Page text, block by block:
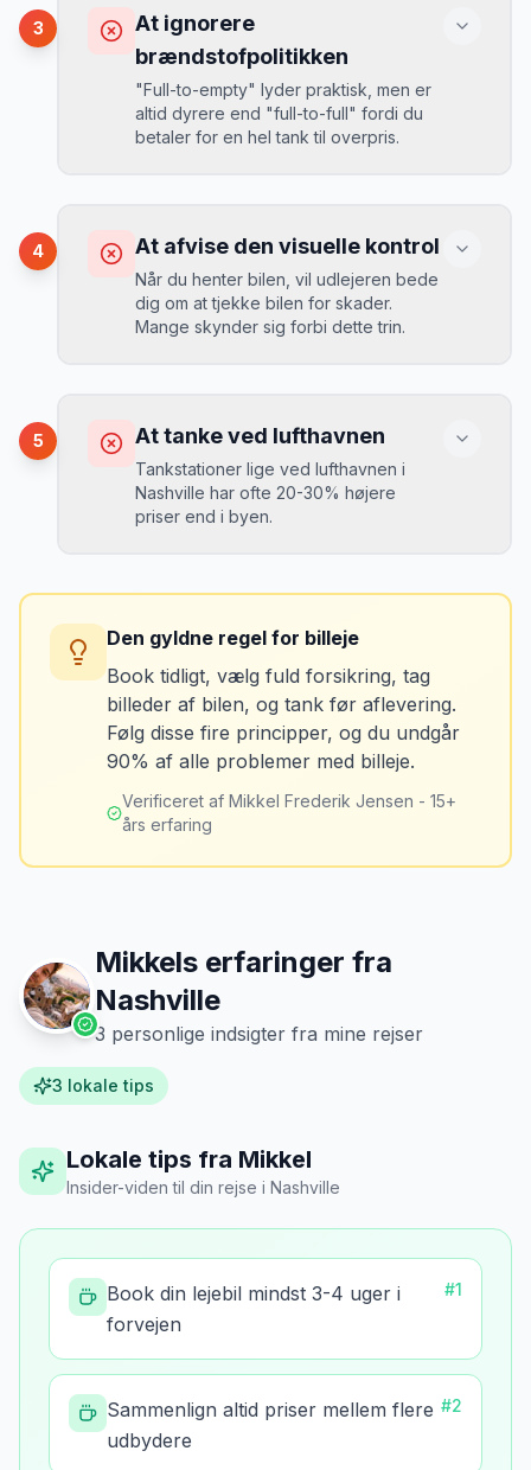
MJ
Mikkels erfaring
“I august 2024 så jeg priserne i
Nashville stige fra 189 kr/dag til 349
kr/dag på bare 2 uger. Book tidligt!
Ved selv en mindre skade kan du blive
opkrævet tusindvis af kroner.
Løsning
Book altid med fuld kaskoforsikring uden
MJ
Mikkels erfaring September 2023
“ En lille bule i døren kostede mig 8.000
kr. i selvrisiko. Siden har jeg altid
3
At ignorere
brændstofpolitikken
"Full-to-empty" lyder praktisk, men er
altid dyrere end "full-to-full" fordi du
betaler for en hel tank til overpris.
Du betaler 20-30% mere for brændstof,
da udlejeren tager høje benzinpriser.
Løsning
4 At afvise den visuelle kontrol
Når du henter bilen, vil udlejeren bede
dig om at tjekke bilen for skader.
Mange skynder sig forbi dette trin.
Du kan blive opkrævet for skader, der
var der før du fik bilen.
Løsning
brændstofmåleren.
MJ
Mikkels erfaring Oktober 2024
“Jeg fotograferer altid bilen fra alle
vinkler ved afhentning. Det har reddet
5 At tanke ved lufthavnen
Tankstationer lige ved lufthavnen i
Nashville har ofte 20-30% højere
priser end i byen.
sidste tankning.
Tank bilen op et par kilometer fra
lufthavnen dagen før aflevering. Priserne
er markant lavere.
Den gyldne regel for billeje
Book tidligt, vælg fuld forsikring, tag
billeder af bilen, og tank før aflevering.
Følg disse fire principper, og du undgår
90% af alle problemer med billeje.
Verificeret af Mikkel Frederik Jensen - 15+
års erfaring
Mikkels erfaringer fra
Nashville
3 personlige indsigter fra mine rejser
3 lokale tips
Lokale tips fra Mikkel
Insider-viden til din rejse i Nashville
Book din lejebil mindst 3-4 uger i
forvejen
#1
Sammenlign altid priser mellem flere
udbydere
#2